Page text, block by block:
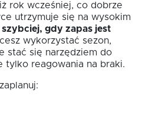
rok wcześniej, co dobrze
utrzymuje się na wysokim
gdy zapas jest
wykorzystać sezon,
stać się narzędziem do
tylko reagowania na braki.